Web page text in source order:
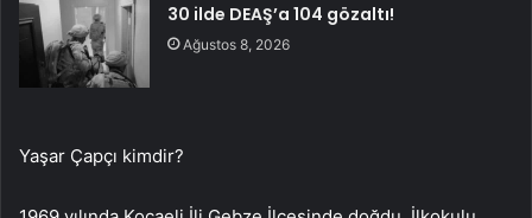
30 ilde DEAŞ’a 104 gözaltı!
Ağustos 8, 2026
Yaşar Çapçı kimdir?